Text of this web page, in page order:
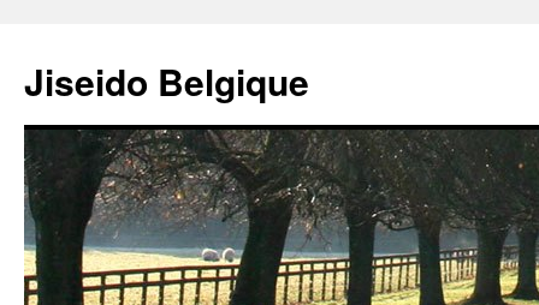
Jiseido Belgique